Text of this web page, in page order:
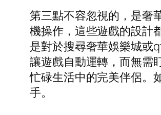
第三點不容忽視的，是奢
機操作，這些遊戲的設計
是對於搜尋奢華娛樂城或
讓遊戲自動運轉，而無需
忙碌生活中的完美伴侶。
手。